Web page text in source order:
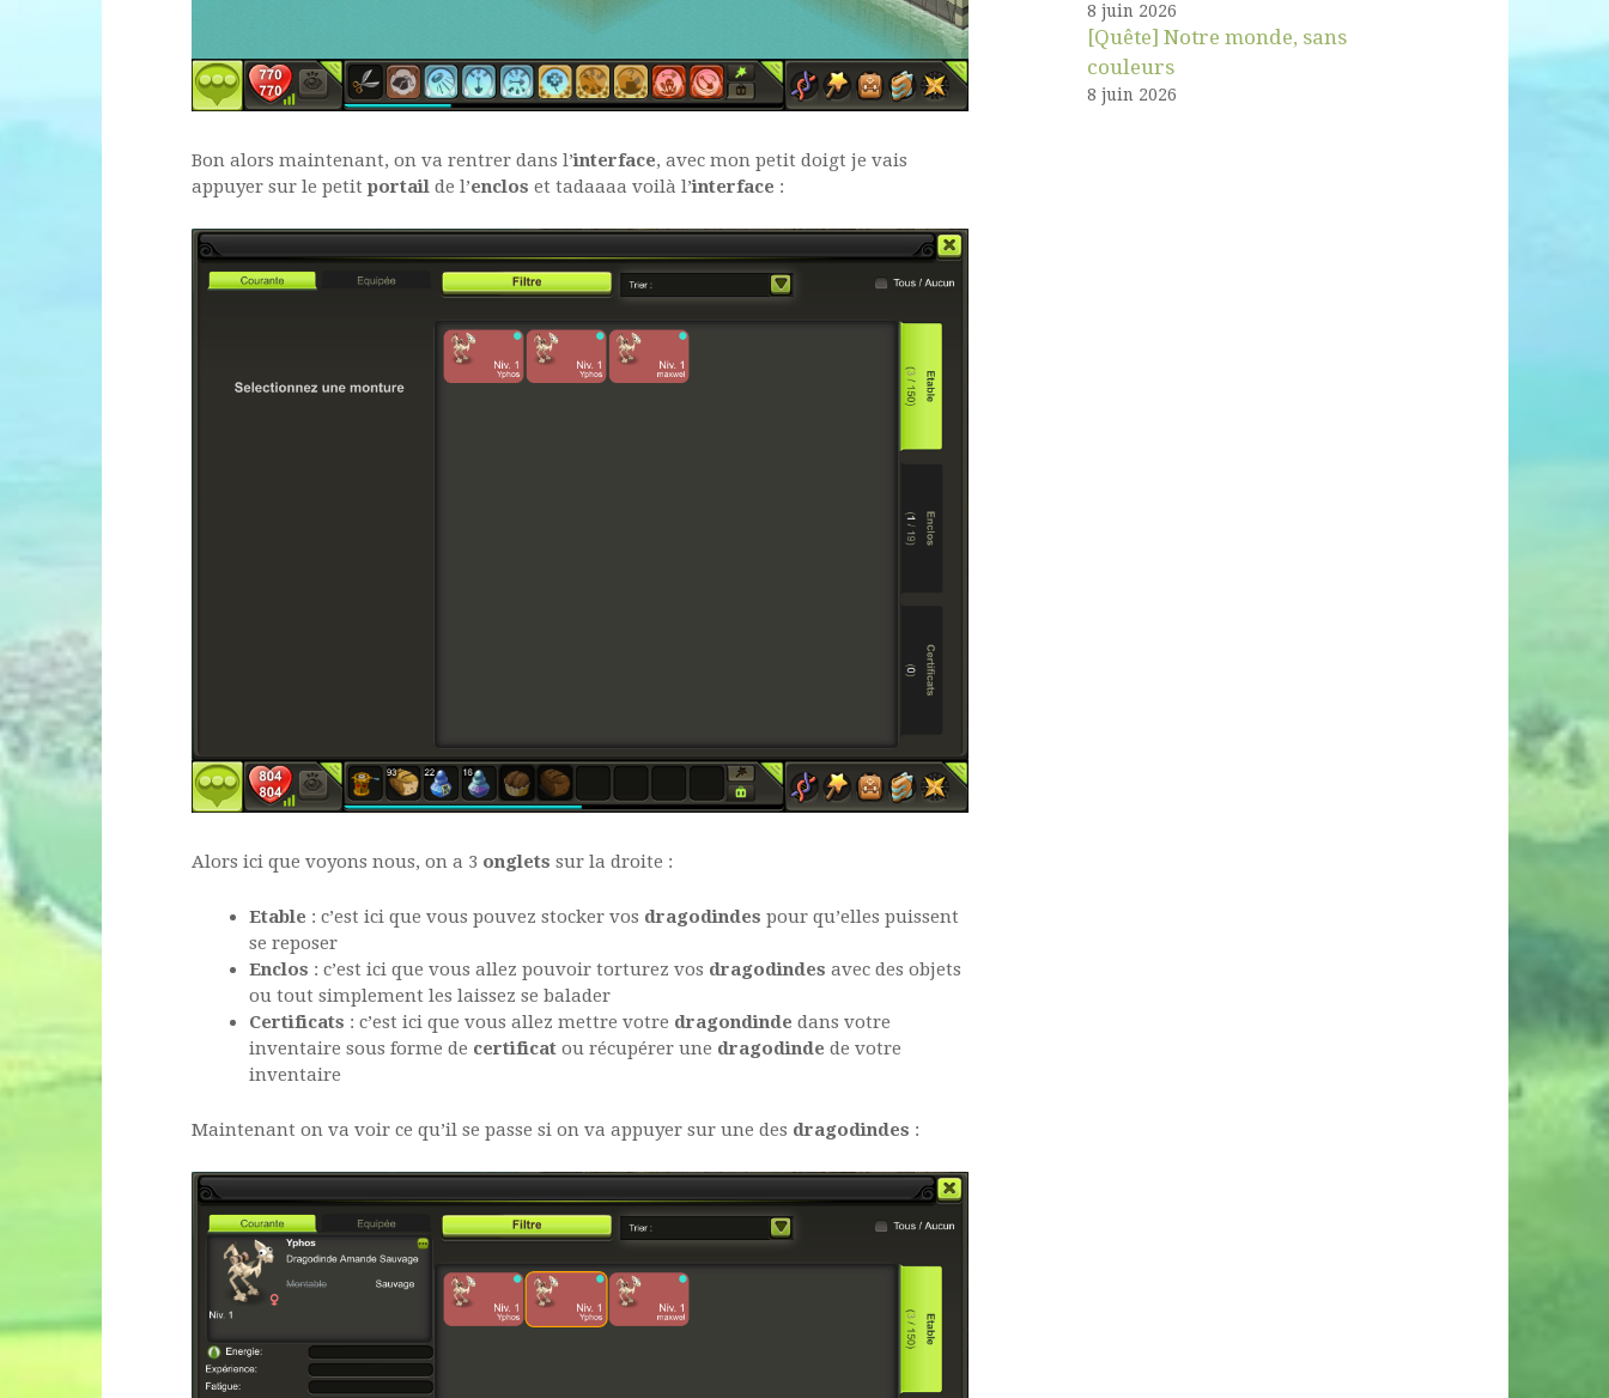
Bon alors maintenant, on va rentrer dans l’interface, avec mon petit doigt je vais
appuyer sur le petit portailde l’enclos et tadaaaa voilà l’interface :
Alors ici que voyons nous, on a 3 onglets sur la droite :
Etable : c’est ici que vous pouvez stocker vos dragodindes pour qu’elles puissent
se reposer
Enclos : c’est ici que vous allez pouvoir torturez vos dragodindes avec des objets
ou tout simplement les laissez se balader
Certificats : c’est ici que vous allez mettre votre dragondinde dans votre
inventaire sous forme de certificatou récupérer une dragodinde de votre
inventaire
Maintenant on va voir ce qu’il se passe si on va appuyer sur une des dragodindes :
8 juin 2026
[Quête] Notre monde, sans
couleurs
8 juin 2026